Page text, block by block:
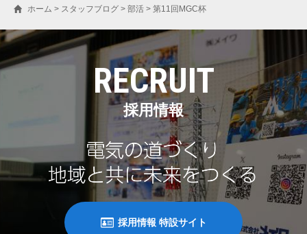
ホーム > スタッフブログ > 部活 > 第11回MGC杯
RECRUIT
採用情報
採用情報 特設サイト